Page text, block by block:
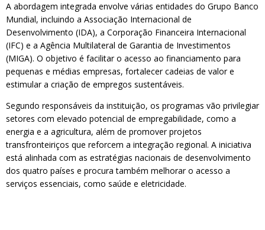
A abordagem integrada envolve várias entidades do Grupo Banco
Mundial, incluindo a Associação Internacional de
Desenvolvimento (IDA), a Corporação Financeira Internacional
(IFC) e a Agência Multilateral de Garantia de Investimentos
(MIGA). O objetivo é facilitar o acesso ao financiamento para
pequenas e médias empresas, fortalecer cadeias de valor e
estimular a criação de empregos sustentáveis.
Segundo responsáveis da instituição, os programas vão privilegiar
setores com elevado potencial de empregabilidade, como a
energia e a agricultura, além de promover projetos
transfronteiriços que reforcem a integração regional. A iniciativa
está alinhada com as estratégias nacionais de desenvolvimento
dos quatro países e procura também melhorar o acesso a
serviços essenciais, como saúde e eletricidade.